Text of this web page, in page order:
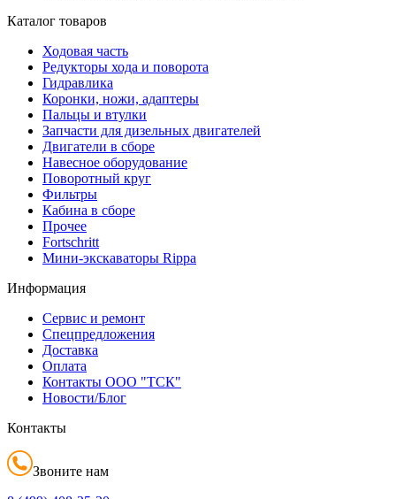
Каталог товаров
Ходовая часть
Редукторы хода и поворота
Гидравлика
Коронки, ножи, адаптеры
Пальцы и втулки
Запчасти для дизельных двигателей
Двигатели в сборе
Навесное оборудование
Поворотный круг
Фильтры
Кабина в сборе
Прочее
Fortschritt
Мини-экскаваторы Rippa
Информация
Сервис и ремонт
Спецпредложения
Доставка
Оплата
Контакты ООО "ТСК"
Новости/Блог
Контакты
Звоните нам